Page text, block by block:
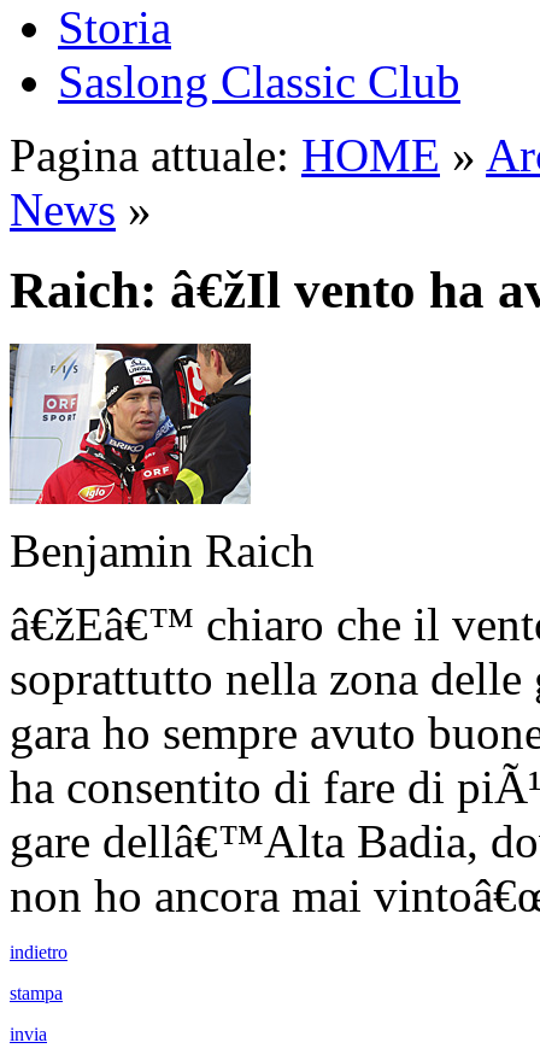
Storia
Saslong Classic Club
Pagina attuale: HOME »
News »
Raich: â€žIl vento ha
Benjamin Raich
â€žEâ€™ chiaro che il
soprattutto nella zona
gara ho sempre avuto
ha consentito di fare di
gare dellâ€™Alta Badia,
non ho ancora mai
indietro
stampa
invia